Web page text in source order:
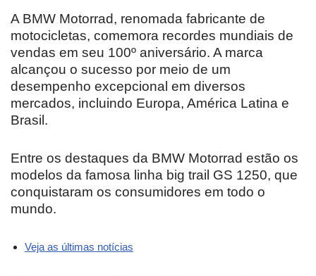
A BMW Motorrad, renomada fabricante de
motocicletas, comemora recordes mundiais de
vendas em seu 100º aniversário. A marca
alcançou o sucesso por meio de um
desempenho excepcional em diversos
mercados, incluindo Europa, América Latina e
Brasil.
Entre os destaques da BMW Motorrad estão os
modelos da famosa linha big trail GS 1250, que
conquistaram os consumidores em todo o
mundo.
Veja as últimas notícias